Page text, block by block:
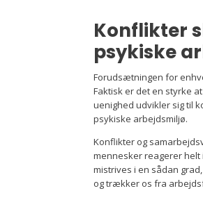
Konflikter
psykiske
Forudsætningen for
Faktisk er det en styrke
uenighed udvikler sig til
psykiske arbejdsmiljø.
Konflikter og
mennesker reagerer helt
mistrives i en sådan
og trækker os fra